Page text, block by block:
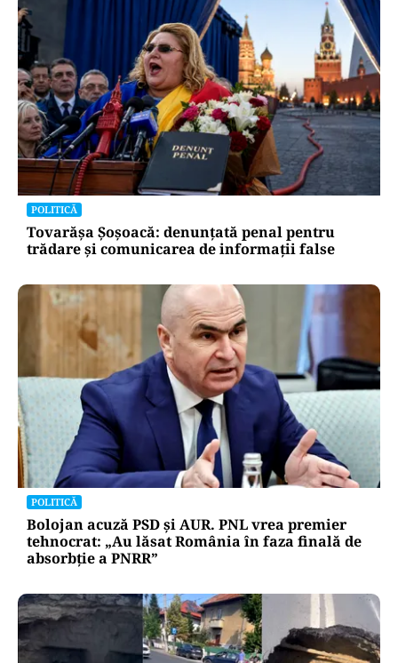
POLITICĂ
Tovarășa Șoșoacă: denunțată penal pentru
trădare și comunicarea de informații false
POLITICĂ
Bolojan acuză PSD și AUR. PNL vrea premier
tehnocrat: „Au lăsat România în faza finală de
absorbţie a PNRR”